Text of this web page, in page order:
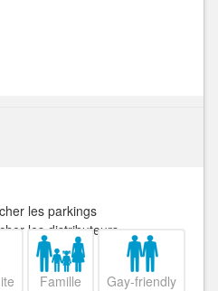
les parkings
les distributeurs
Famille Gay-friendly